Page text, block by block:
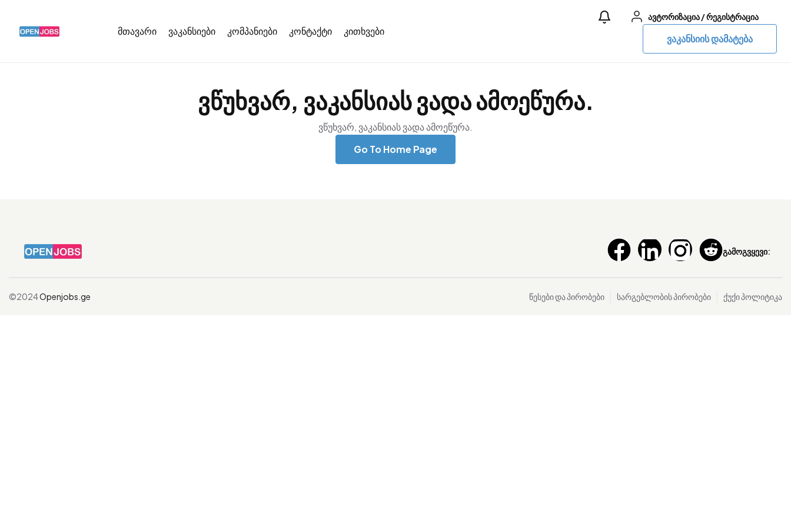
მთავარი ვაკანსიები კომპანიები კონტაქტი კითხვები
ავტორიზაცია/რეგისტრაცია
ვაკანსიის დამატება
ვწუხვარ, ვაკანსიას ვადა ამოეწურა.
ვწუხვარ, ვაკანსიას ვადა ამოეწურა.
Go To Home Page
გამოგვყევი:
©2024Openjobs.ge წესები და პირობები სარგებლობის პირობები ქუქი პოლიტიკა